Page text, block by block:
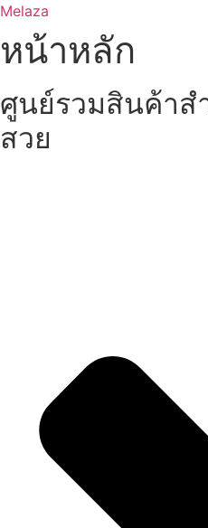
Skip
content
Melaza
หน้าหลัก
ศูนย์รวมสินค้าส
สวย